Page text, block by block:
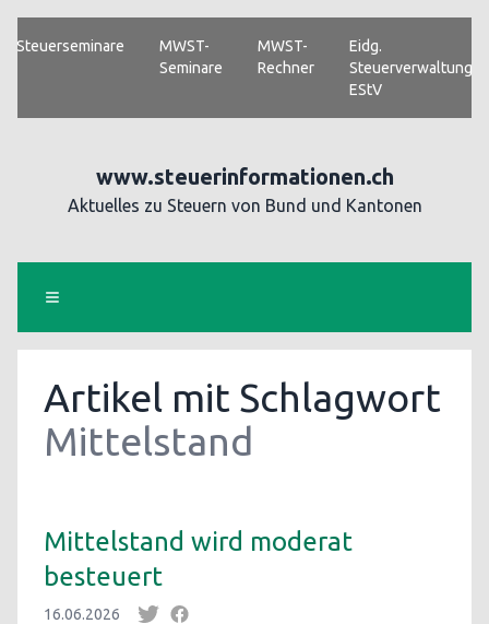
Steuerseminare
MWST-
Seminare
MWST-
Rechner
Eidg.
Steuerverwaltung
EStV
www.steuerinformationen.ch
Aktuelles zu Steuern von Bund und Kantonen
Artikel mit Schlagwort
Mittelstand
Mittelstand wird moderat
besteuert
16.06.2026